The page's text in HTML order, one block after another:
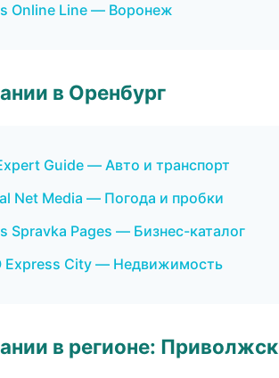
Online Line — Воронеж
в Оренбург
Guide — Авто и транспорт
Net Media — Погода и пробки
Spravka Pages — Бизнес-каталог
City — Недвижимость
в регионе: